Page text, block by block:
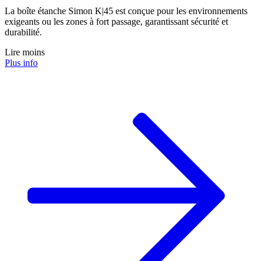
La boîte étanche Simon K|45 est conçue pour les environnements
exigeants ou les zones à fort passage, garantissant sécurité et
durabilité.
Lire moins
Plus info